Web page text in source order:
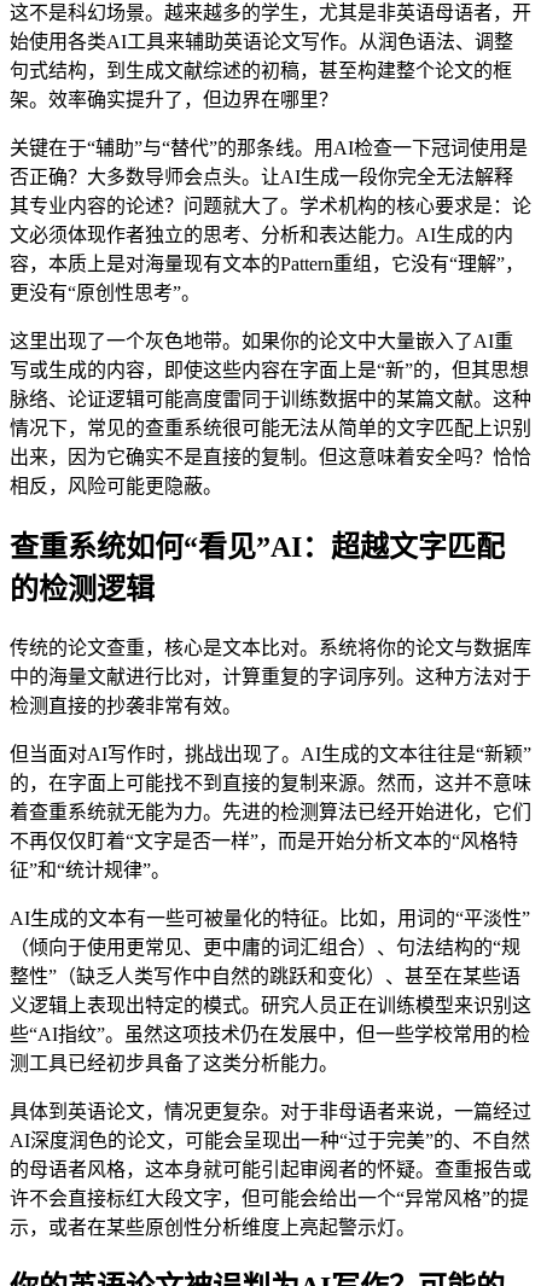
这不是科幻场景。越来越多的学生，尤其是非英语母语者，开
始使用各类AI工具来辅助英语论文写作。从润色语法、调整
句式结构，到生成文献综述的初稿，甚至构建整个论文的框
架。效率确实提升了，但边界在哪里？
关键在于“辅助”与“替代”的那条线。用AI检查一下冠词使用是
否正确？大多数导师会点头。让AI生成一段你完全无法解释
其专业内容的论述？问题就大了。学术机构的核心要求是：论
文必须体现作者独立的思考、分析和表达能力。AI生成的内
容，本质上是对海量现有文本的Pattern重组，它没有“理解”，
更没有“原创性思考”。
这里出现了一个灰色地带。如果你的论文中大量嵌入了AI重
写或生成的内容，即使这些内容在字面上是“新”的，但其思想
脉络、论证逻辑可能高度雷同于训练数据中的某篇文献。这种
情况下，常见的查重系统很可能无法从简单的文字匹配上识别
出来，因为它确实不是直接的复制。但这意味着安全吗？恰恰
相反，风险可能更隐蔽。
查重系统如何“看见”AI：超越文字匹配
的检测逻辑
传统的论文查重，核心是文本比对。系统将你的论文与数据库
中的海量文献进行比对，计算重复的字词序列。这种方法对于
检测直接的抄袭非常有效。
但当面对AI写作时，挑战出现了。AI生成的文本往往是“新颖”
的，在字面上可能找不到直接的复制来源。然而，这并不意味
着查重系统就无能为力。先进的检测算法已经开始进化，它们
不再仅仅盯着“文字是否一样”，而是开始分析文本的“风格特
征”和“统计规律”。
AI生成的文本有一些可被量化的特征。比如，用词的“平淡性”
（倾向于使用更常见、更中庸的词汇组合）、句法结构的“规
整性”（缺乏人类写作中自然的跳跃和变化）、甚至在某些语
义逻辑上表现出特定的模式。研究人员正在训练模型来识别这
些“AI指纹”。虽然这项技术仍在发展中，但一些学校常用的检
测工具已经初步具备了这类分析能力。
具体到英语论文，情况更复杂。对于非母语者来说，一篇经过
AI深度润色的论文，可能会呈现出一种“过于完美”的、不自然
的母语者风格，这本身就可能引起审阅者的怀疑。查重报告或
许不会直接标红大段文字，但可能会给出一个“异常风格”的提
示，或者在某些原创性分析维度上亮起警示灯。